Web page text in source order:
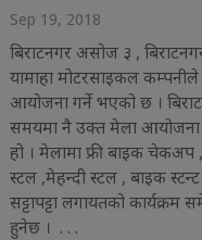
Sep 19, 2018
बिराटनगर असोज ३ ,
यामाहा मोटरसाइकल कम्पनीले
आयोजना गर्ने भएको छ ।
समयमा नै उक्त मेला आयोजना
हो । मेलामा फ्री बाइक चेकअप
स्टल ,मेहन्दी स्टल , बाइक
सट्टापट्टा लगायतको
हुनेछ । . . .